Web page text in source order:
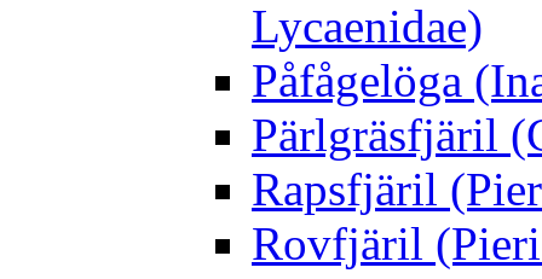
Lycaenidae)
Påfågelöga
Pärlgräsfjäril
Rapsfjäril
Rovfjäril